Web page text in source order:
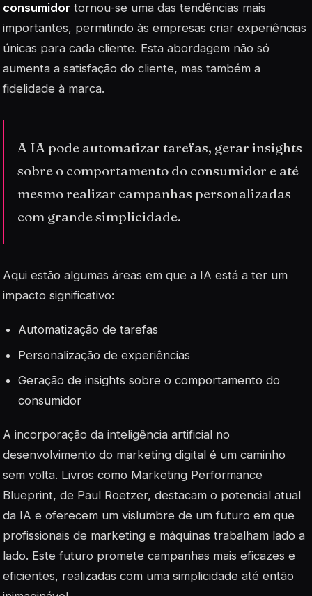
consumidor tornou-se uma das tendências mais
importantes, permitindo às empresas criar experiências
únicas para cada cliente. Esta abordagem não só
aumenta a satisfação do cliente, mas também a
fidelidade à marca.
A IA pode automatizar tarefas, gerar insights
sobre o comportamento do consumidor e até
mesmo realizar campanhas personalizadas
com grande simplicidade.
Aqui estão algumas áreas em que a IA está a ter um
impacto significativo:
Automatização de tarefas
Personalização de experiências
Geração de insights sobre o comportamento do
consumidor
A incorporação da inteligência artificial no
desenvolvimento do marketing digital é um caminho
sem volta. Livros como Marketing Performance
Blueprint, de Paul Roetzer, destacam o potencial atual
da IA e oferecem um vislumbre de um futuro em que
profissionais de marketing e máquinas trabalham lado a
lado. Este futuro promete campanhas mais eficazes e
eficientes, realizadas com uma simplicidade até então